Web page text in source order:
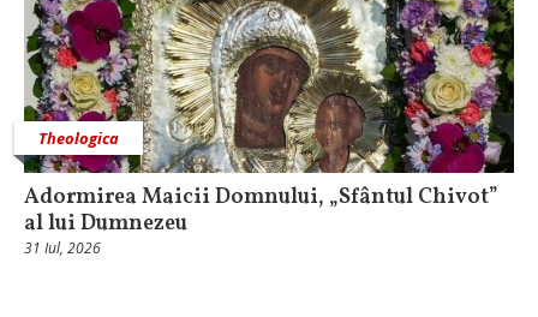
Theologica
Adormirea Maicii Domnului, „Sfântul Chivot”
al lui Dumnezeu
31 Iul, 2026